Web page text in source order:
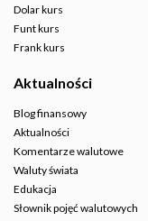
Dolar kurs
Funt kurs
Frank kurs
Aktualności
Blog finansowy
Aktualności
Komentarze walutowe
Waluty świata
Edukacja
Słownik pojęć walutowych